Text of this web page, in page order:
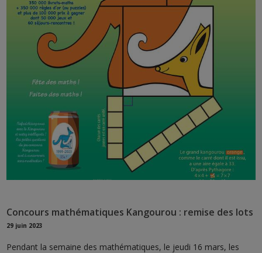
Concours mathématiques Kangourou : remise des lots
29 juin 2023
Pendant la semaine des mathématiques, le jeudi 16 mars, les